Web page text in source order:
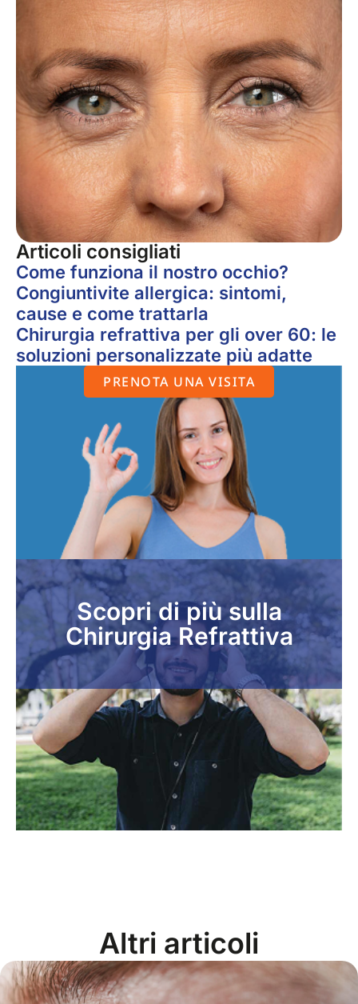
Articoli consigliati
Come funziona il nostro occhio?
Congiuntivite allergica: sintomi,
cause e come trattarla
Chirurgia refrattiva per gli over 60: le
soluzioni personalizzate più adatte
PRENOTA UNA VISITA
Scopri di più sulla
Chirurgia Refrattiva
Altri articoli